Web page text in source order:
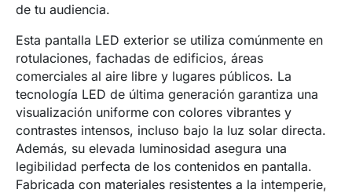
de tu audiencia.
Esta pantalla LED exterior se utiliza comúnmente en
rotulaciones, fachadas de edificios, áreas
comerciales al aire libre y lugares públicos. La
tecnología LED de última generación garantiza una
visualización uniforme con colores vibrantes y
contrastes intensos, incluso bajo la luz solar directa.
Además, su elevada luminosidad asegura una
legibilidad perfecta de los contenidos en pantalla.
Fabricada con materiales resistentes a la intemperie,